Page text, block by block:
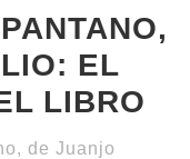
EL
LIBRO
de Juanjo